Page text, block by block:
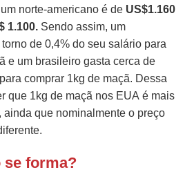
norte-americano é de US$1.160
1.100. Sendo assim, um
de 0,4% do seu salário para
e um brasileiro gasta cerca de
comprar 1kg de maçã. Dessa
que 1kg de maçã nos EUA é mais
que nominalmente o preço
forma?